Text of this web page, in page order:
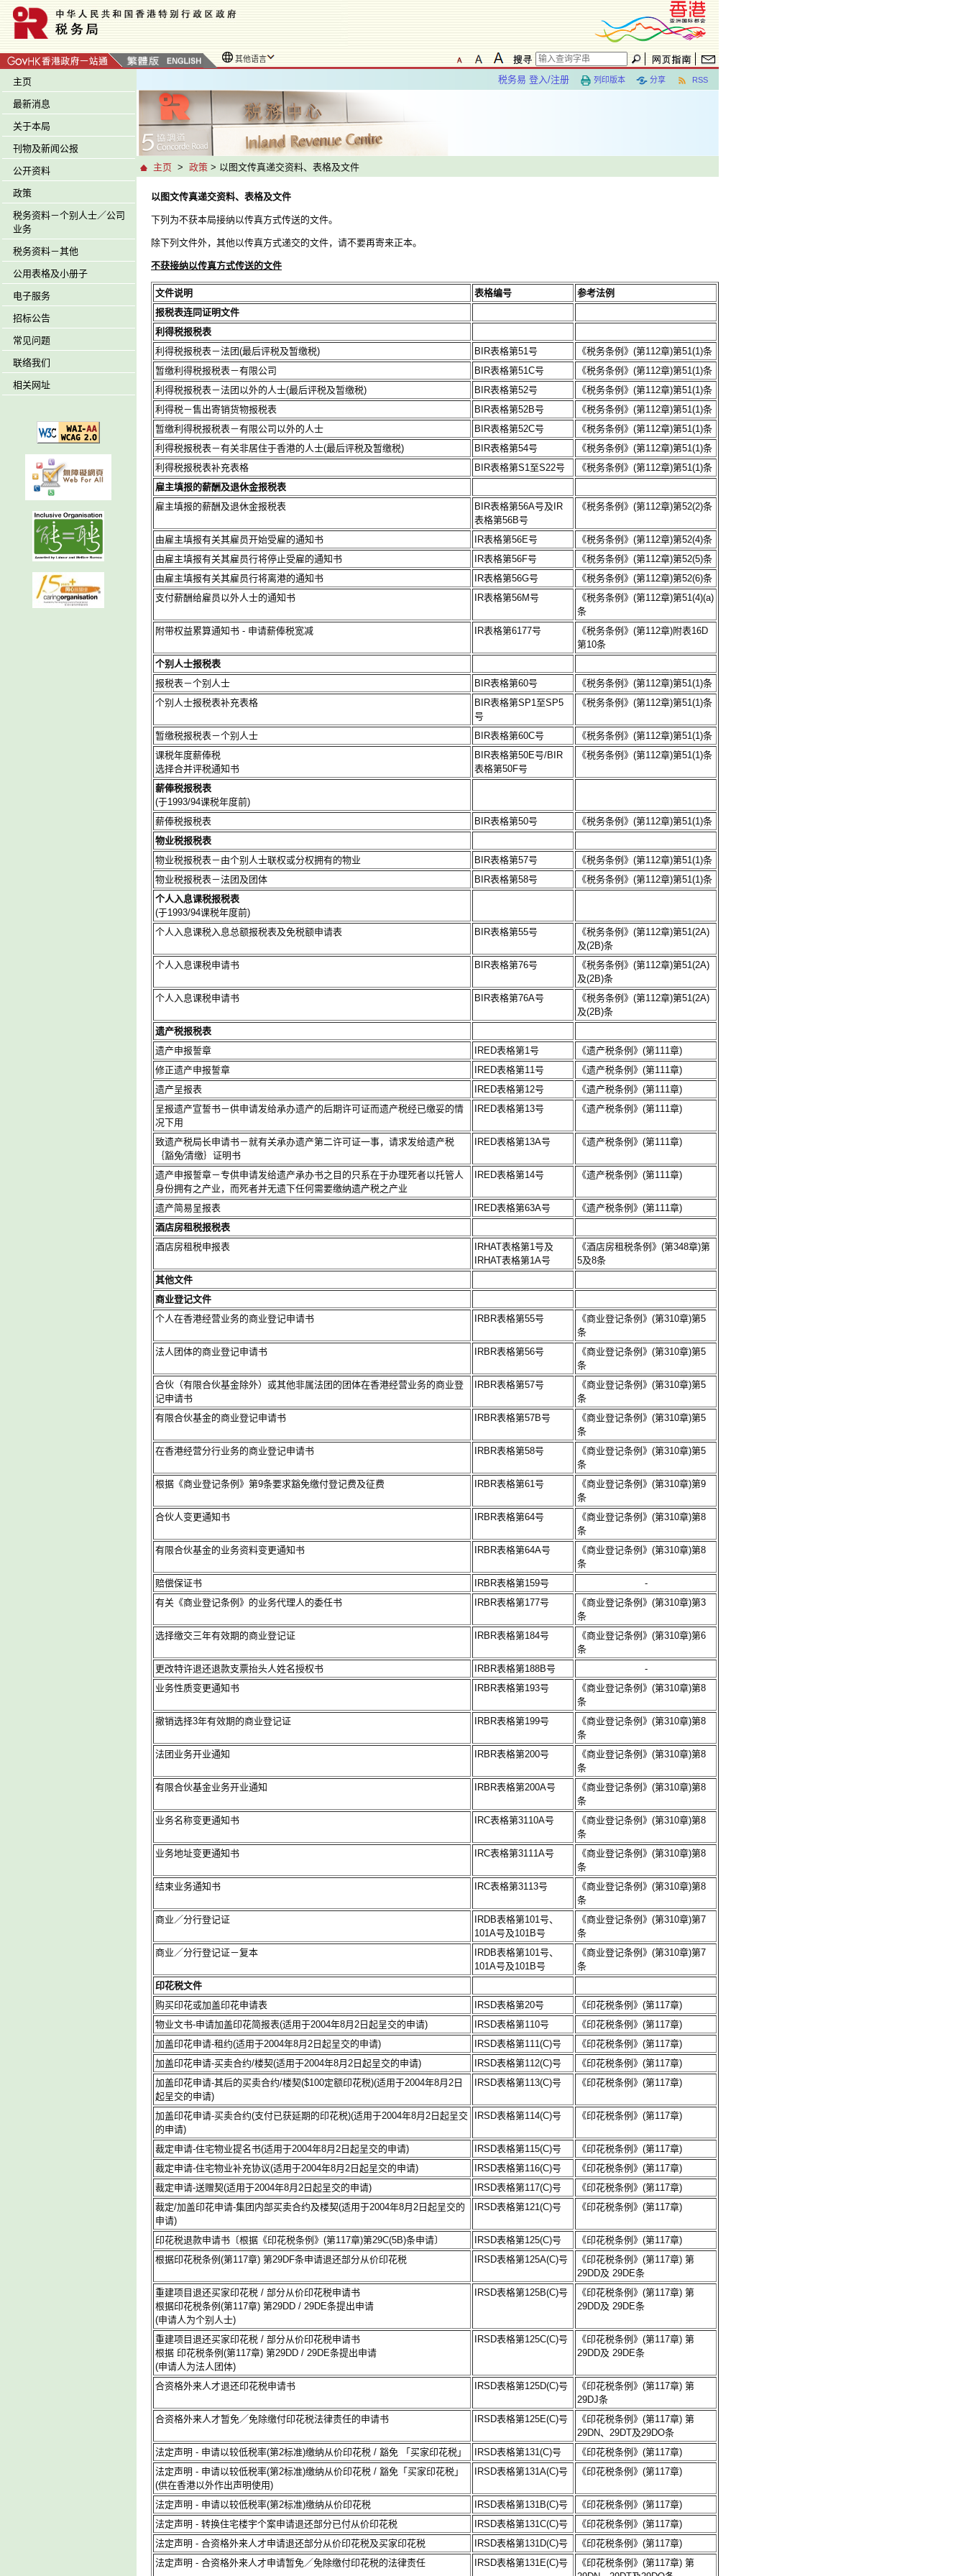
其他语言
主页
最新消息
关于本局
刊物及新闻公报
公开资料
政策
税务资料－个别人士／公司
业务
税务资料－其他
公用表格及小册子
电子服务
招标公告
常见问题
联络我们
相关网址
RSS
分享
列印版本
税务易 登入/注册
主页 > 政策 > 以图文传真递交资料、表格及文件
以图文传真递交资料、表格及文件
下列为不获本局接纳以传真方式传送的文件。
除下列文件外，其他以传真方式递交的文件，请不要再寄来正本。
不获接纳以传真方式传送的文件
文件说明 表格编号
参考法例
报税表连同证明文件
利得税报税表
利得税报税表－法团(最后评税及暂缴税)
BIR表格第51号
《税务条例》(第112章)第51(1)条
暂缴利得税报税表－有限公司
BIR表格第51C号
《税务条例》(第112章)第51(1)条
利得税报税表－法团以外的人士(最后评税及暂缴税)
BIR表格第52号
《税务条例》(第112章)第51(1)条
利得税－售出寄销货物报税表
BIR表格第52B号
《税务条例》(第112章)第51(1)条
暂缴利得税报税表－有限公司以外的人士
BIR表格第52C号
《税务条例》(第112章)第51(1)条
利得税报税表－有关非居住于香港的人士(最后评税及暂缴税)
BIR表格第54号
《税务条例》(第112章)第51(1)条
利得税报税表补充表格
BIR表格第S1至S22号
《税务条例》(第112章)第51(1)条
雇主填报的薪酬及退休金报税表
雇主填报的薪酬及退休金报税表
BIR表格第56A号及IR
表格第56B号
《税务条例》(第112章)第52(2)条
由雇主填报有关其雇员开始受雇的通知书 IR表格第56E号
《税务条例》(第112章)第52(4)条
由雇主填报有关其雇员行将停止受雇的通知书
IR表格第56F号
《税务条例》(第112章)第52(5)条
由雇主填报有关其雇员行将离港的通知书
IR表格第56G号
《税务条例》(第112章)第52(6)条
支付薪酬给雇员以外人士的通知书
IR表格第56M号
《税务条例》(第112章)第51(4)(a)
条
附带权益累算通知书 - 申请薪俸税宽减
IR表格第6177号
《税务条例》(第112章)附表16D
第10条
个别人士报税表
报税表－个别人士
BIR表格第60号
《税务条例》(第112章)第51(1)条
个别人士报税表补充表格
BIR表格第SP1至SP5
号
《税务条例》(第112章)第51(1)条
暂缴税报税表－个别人士 BIR表格第60C号
《税务条例》(第112章)第51(1)条
课税年度薪俸税
选择合并评税通知书
BIR表格第50E号/BIR
表格第50F号
《税务条例》(第112章)第51(1)条
薪俸税报税表
(于1993/94课税年度前)
薪俸税报税表
BIR表格第50号
《税务条例》(第112章)第51(1)条
物业税报税表
物业税报税表－由个别人士联权或分权拥有的物业
BIR表格第57号
《税务条例》(第112章)第51(1)条
物业税报税表－法团及团体
BIR表格第58号
《税务条例》(第112章)第51(1)条
个人入息课税报税表
(于1993/94课税年度前)
个人入息课税入息总额报税表及免税额申请表
BIR表格第55号
《税务条例》(第112章)第51(2A)
及(2B)条
个人入息课税申请书
BIR表格第76号
《税务条例》(第112章)第51(2A)
及(2B)条
个人入息课税申请书
BIR表格第76A号
《税务条例》(第112章)第51(2A)
及(2B)条
遗产税报税表
遗产申报誓章
IRED表格第1号
《遗产税条例》(第111章)
修正遗产申报誓章
IRED表格第11号
《遗产税条例》(第111章)
遗产呈报表
IRED表格第12号
《遗产税条例》(第111章)
呈报遗产宣誓书－供申请发给承办遗产的后期许可证而遗产税经已缴妥的情
况下用
IRED表格第13号 《遗产税条例》(第111章)
致遗产税局长申请书－就有关承办遗产第二许可证一事，请求发给遗产税
｛豁免∕清缴｝证明书
IRED表格第13A号 《遗产税条例》(第111章)
遗产申报誓章－专供申请发给遗产承办书之目的只系在于办理死者以托管人
身份拥有之产业，而死者并无遗下任何需要缴纳遗产税之产业
IRED表格第14号 《遗产税条例》(第111章)
遗产简易呈报表 IRED表格第63A号
《遗产税条例》(第111章)
酒店房租税报税表
酒店房租税申报表
IRHAT表格第1号及
IRHAT表格第1A号
《酒店房租税条例》(第348章)第
5及8条
其他文件
商业登记文件
个人在香港经营业务的商业登记申请书
IRBR表格第55号
《商业登记条例》(第310章)第5
条
法人团体的商业登记申请书
IRBR表格第56号
《商业登记条例》(第310章)第5
条
合伙（有限合伙基金除外）或其他非属法团的团体在香港经营业务的商业登
记申请书
IRBR表格第57号
《商业登记条例》(第310章)第5
条
有限合伙基金的商业登记申请书
IRBR表格第57B号
《商业登记条例》(第310章)第5
条
在香港经营分行业务的商业登记申请书
IRBR表格第58号
《商业登记条例》(第310章)第5
条
根据《商业登记条例》第9条要求豁免缴付登记费及征费
IRBR表格第61号
《商业登记条例》(第310章)第9
条
合伙人变更通知书
IRBR表格第64号
《商业登记条例》(第310章)第8
条
有限合伙基金的业务资料变更通知书
IRBR表格第64A号
《商业登记条例》(第310章)第8
条
赔偿保证书
IRBR表格第159号
-
有关《商业登记条例》的业务代理人的委任书
IRBR表格第177号
《商业登记条例》(第310章)第3
条
选择缴交三年有效期的商业登记证
IRBR表格第184号
《商业登记条例》(第310章)第6
条
更改特许退还退款支票抬头人姓名授权书
IRBR表格第188B号
-
业务性质变更通知书
IRBR表格第193号
《商业登记条例》(第310章)第8
条
撤销选择3年有效期的商业登记证
IRBR表格第199号
《商业登记条例》(第310章)第8
条
法团业务开业通知
IRBR表格第200号
《商业登记条例》(第310章)第8
条
有限合伙基金业务开业通知
IRBR表格第200A号
《商业登记条例》(第310章)第8
条
业务名称变更通知书
IRC表格第3110A号
《商业登记条例》(第310章)第8
条
业务地址变更通知书
IRC表格第3111A号
《商业登记条例》(第310章)第8
条
结束业务通知书
IRC表格第3113号
《商业登记条例》(第310章)第8
条
商业／分行登记证
IRDB表格第101号、
101A号及101B号
《商业登记条例》(第310章)第7
条
商业／分行登记证－复本
IRDB表格第101号、
101A号及101B号
《商业登记条例》(第310章)第7
条
印花税文件
购买印花或加盖印花申请表
IRSD表格第20号
《印花税条例》(第117章)
物业文书-申请加盖印花简报表(适用于2004年8月2日起呈交的申请)
IRSD表格第110号
《印花税条例》(第117章)
加盖印花申请-租约(适用于2004年8月2日起呈交的申请)
IRSD表格第111(C)号
《印花税条例》(第117章)
加盖印花申请-买卖合约/楼契(适用于2004年8月2日起呈交的申请)
IRSD表格第112(C)号
《印花税条例》(第117章)
加盖印花申请-其后的买卖合约/楼契($100定额印花税)(适用于2004年8月2日
起呈交的申请)
IRSD表格第113(C)号 《印花税条例》(第117章)
加盖印花申请-买卖合约(支付已获延期的印花税)(适用于2004年8月2日起呈交
的申请)
IRSD表格第114(C)号 《印花税条例》(第117章)
裁定申请-住宅物业提名书(适用于2004年8月2日起呈交的申请) IRSD表格第115(C)号
《印花税条例》(第117章)
裁定申请-住宅物业补充协议(适用于2004年8月2日起呈交的申请)
IRSD表格第116(C)号
《印花税条例》(第117章)
裁定申请-送赠契(适用于2004年8月2日起呈交的申请)
IRSD表格第117(C)号
《印花税条例》(第117章)
裁定/加盖印花申请-集团内部买卖合约及楼契(适用于2004年8月2日起呈交的
申请)
IRSD表格第121(C)号 《印花税条例》(第117章)
印花税退款申请书〔根据《印花税条例》(第117章)第29C(5B)条申请〕 IRSD表格第125(C)号
《印花税条例》(第117章)
根据印花税条例(第117章) 第29DF条申请退还部分从价印花税
IRSD表格第125A(C)号
《印花税条例》(第117章) 第
29DD及 29DE条
重建项目退还买家印花税 / 部分从价印花税申请书
根据印花税条例(第117章) 第29DD / 29DE条提出申请
(申请人为个别人士)
IRSD表格第125B(C)号
《印花税条例》(第117章) 第
29DD及 29DE条
重建项目退还买家印花税 / 部分从价印花税申请书
根据 印花税条例(第117章) 第29DD / 29DE条提出申请
(申请人为法人团体)
IRSD表格第125C(C)号
《印花税条例》(第117章) 第
29DD及 29DE条
合资格外来人才退还印花税申请书 IRSD表格第125D(C)号
《印花税条例》(第117章) 第
29DJ条
合资格外来人才暂免／免除缴付印花税法律责任的申请书
IRSD表格第125E(C)号
《印花税条例》(第117章) 第
29DN、29DT及29DO条
法定声明 - 申请以较低税率(第2标准)缴纳从价印花税 / 豁免 「买家印花税」
IRSD表格第131(C)号
《印花税条例》(第117章)
法定声明 - 申请以较低税率(第2标准)缴纳从价印花税 / 豁免「买家印花税」
(供在香港以外作出声明使用)
IRSD表格第131A(C)号 《印花税条例》(第117章)
法定声明 - 申请以较低税率(第2标准)缴纳从价印花税 IRSD表格第131B(C)号
《印花税条例》(第117章)
法定声明 - 转换住宅楼宇个案申请退还部分已付从价印花税
IRSD表格第131C(C)号
《印花税条例》(第117章)
法定声明 - 合资格外来人才申请退还部分从价印花税及买家印花税
IRSD表格第131D(C)号
《印花税条例》(第117章)
法定声明 - 合资格外来人才申请暂免／免除缴付印花税的法律责任
IRSD表格第131E(C)号
《印花税条例》(第117章) 第